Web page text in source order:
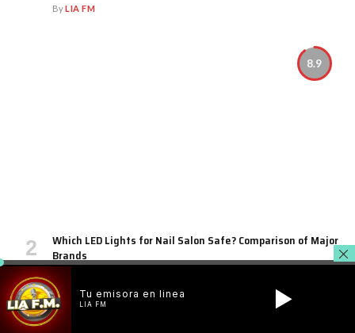
ByLIA FM
8.9
Which LED Lights for Nail Salon Safe? Comparison of Major
Brands
By
Tu emisora en linea
LIA FM